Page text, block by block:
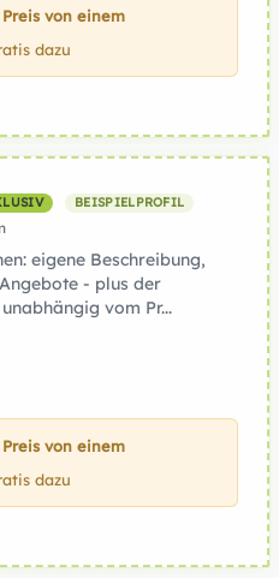
von einem
dazu
BEISPIELPROFIL
eigene Beschreibung,
- plus der
vom Pr...
von einem
dazu